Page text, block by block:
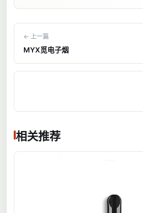
← 上一篇
MYX觅电子烟
相关推荐